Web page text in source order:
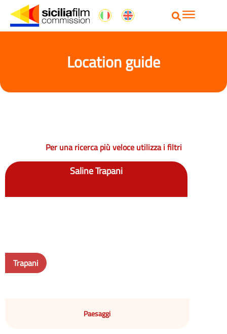
Location guide
Per una ricerca più veloce utilizza i filtri
Saline Trapani
Trapani
Paesaggi